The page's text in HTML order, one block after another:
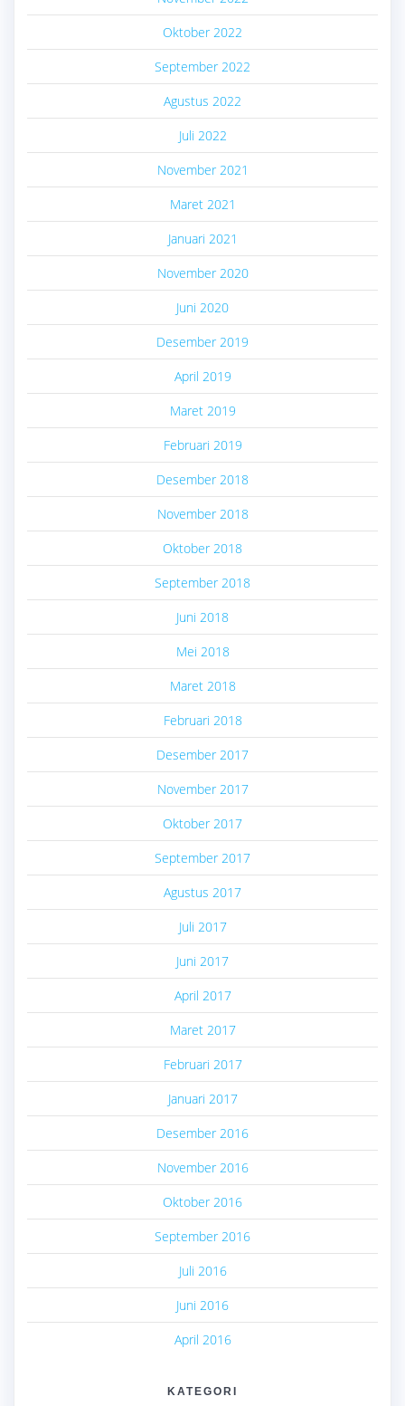
Oktober 2022
September 2022
Agustus 2022
Juli 2022
November 2021
Maret 2021
Januari 2021
November 2020
Juni 2020
Desember 2019
April 2019
Maret 2019
Februari 2019
Desember 2018
November 2018
Oktober 2018
September 2018
Juni 2018
Mei 2018
Maret 2018
Februari 2018
Desember 2017
November 2017
Oktober 2017
September 2017
Agustus 2017
Juli 2017
Juni 2017
April 2017
Maret 2017
Februari 2017
Januari 2017
Desember 2016
November 2016
Oktober 2016
September 2016
Juli 2016
Juni 2016
April 2016
KATEGORI